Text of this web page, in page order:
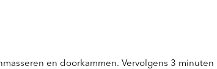
en doorkammen. Vervolgens 3